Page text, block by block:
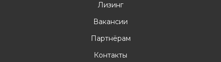
Лизинг
Вакансии
Партнёрам
Контакты